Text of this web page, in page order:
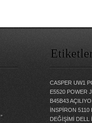
CASPER UW1
E5520 POWER
B45B43
İNSPİRON
DEĞİŞİMİ
DELL